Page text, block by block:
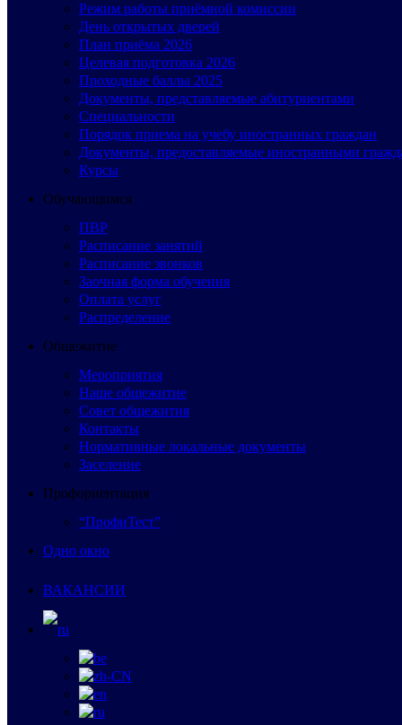
Режим работы приёмной комиссии
День открытых дверей
План приёма 2026
Целевая подготовка 2026
Проходные баллы 2025
Документы, представляемые абитуриентами
Специальности
Порядок приема на учебу иностранных граждан
Документы, предоставляемые иностранными
Курсы
Обучающимся
ПВР
Расписание занятий
Расписание звонков
Заочная форма обучения
Оплата услуг
Распределение
Общежитие
Мероприятия
Наше общежитие
Совет общежития
Контакты
Нормативные локальные документы
Заселение
Профориентация
“ПрофиТест”
Одно окно
ВАКАНСИИ